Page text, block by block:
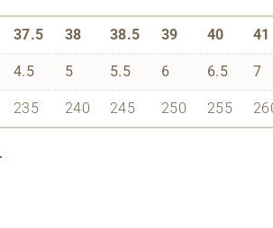
37.5 38 38.5 39 40 41
4.5 5 5.5 6 6.5 7
235 240 245 250 255